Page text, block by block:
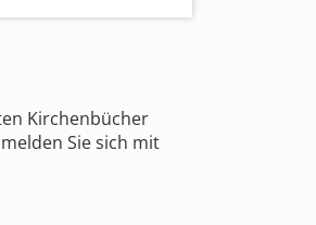
Kirchenbücher
Sie sich mit